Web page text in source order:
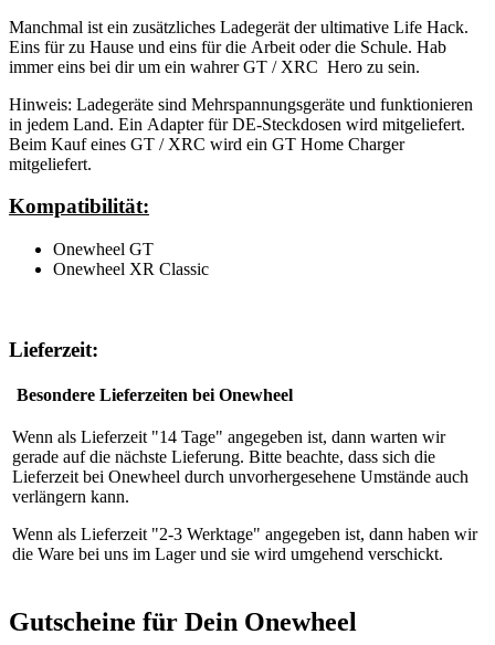
Manchmal ist ein zusätzliches Ladegerät der ultimative Life Hack.
Eins für zu Hause und eins für die Arbeit oder die Schule. Hab
immer eins bei dir um ein wahrer GT / XRC Hero zu sein.
Hinweis: Ladegeräte sind Mehrspannungsgeräte und funktionieren
in jedem Land. Ein Adapter für DE-Steckdosen wird mitgeliefert.
Beim Kauf eines GT / XRC wird ein GT Home Charger
mitgeliefert.
Kompatibilität:
Onewheel GT
Onewheel XR Classic
Lieferzeit:
Besondere Lieferzeiten bei Onewheel
Wenn als Lieferzeit "14 Tage" angegeben ist, dann warten wir
gerade auf die nächste Lieferung. Bitte beachte, dass sich die
Lieferzeit bei Onewheel durch unvorhergesehene Umstände auch
verlängern kann.
Wenn als Lieferzeit "2-3 Werktage" angegeben ist, dann haben wir
die Ware bei uns im Lager und sie wird umgehend verschickt.
Gutscheine für Dein Onewheel